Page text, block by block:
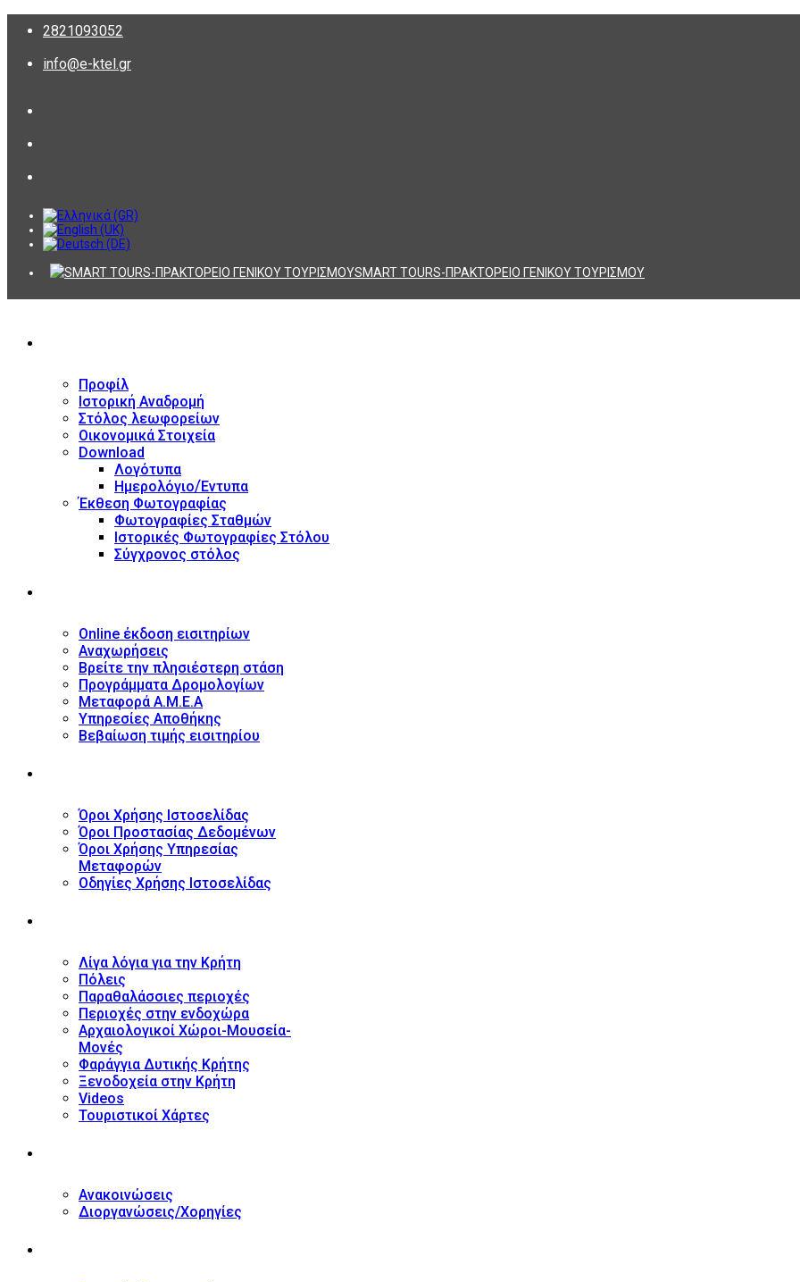
2821093052
info@e-ktel.gr
SMART TOURS-ΠΡΑΚΤΟΡΕΙΟ ΓΕΝΙΚΟΥ ΤΟΥΡΙΣΜΟΥ
Προφίλ
Ιστορική Αναδρομή
Στόλος λεωφορείων
Οικονομικά Στοιχεία
Download
Λογότυπα
Ημερολόγιο/Έντυπα
Έκθεση Φωτογραφίας
Φωτογραφίες Σταθμών
Ιστορικές Φωτογραφίες Στόλου
Σύγχρονος στόλος
Online έκδοση εισιτηρίων
Αναχωρήσεις
Βρείτε την πλησιέστερη στάση
Προγράμματα Δρομολογίων
Μεταφορά Α.Μ.Ε.Α
Υπηρεσίες Αποθήκης
Βεβαίωση τιμής εισιτηρίου
Όροι Χρήσης Ιστοσελίδας
Όροι Προστασίας Δεδομένων
Όροι Χρήσης Υπηρεσίας
Μεταφορών
Οδηγίες Χρήσης Ιστοσελίδας
Λίγα λόγια για την Κρήτη
Πόλεις
Παραθαλάσσιες περιοχές
Περιοχές στην ενδοχώρα
Αρχαιολογικοί Χώροι-Μουσεία-
Μονές
Φαράγγια Δυτικής Κρήτης
Ξενοδοχεία στην Κρήτη
Videos
Τουριστικοί Χάρτες
Ανακοινώσεις
Διοργανώσεις/Χορηγίες